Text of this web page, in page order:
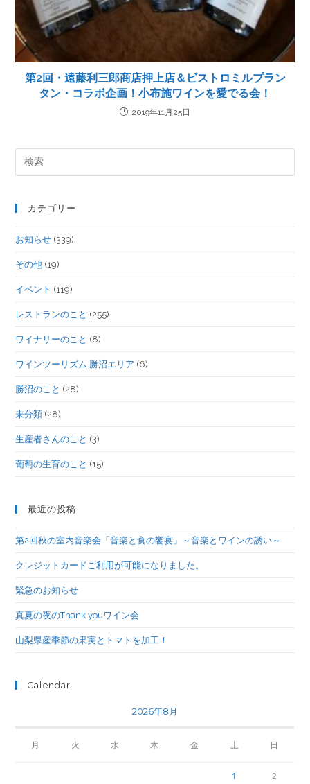
第2回・遠藤利三郎商店押上店＆ビストロミルプラン
タン・コラボ企画！小布施ワインを愛でる会！
2019年11月25日
カテゴリー
お知らせ (339)
その他 (19)
イベント (119)
レストランのこと (255)
ワイナリーのこと (8)
ワインツーリズム 勝沼エリア (6)
勝沼のこと (28)
未分類 (28)
生産者さんのこと (3)
葡萄の生育のこと (15)
最近の投稿
第2回秋の室内音楽会「音楽と食の饗宴」～音楽とワインの誘い～
クレジットカードご利用が可能になりました。
緊急のお知らせ
真夏の夜のThank youワイン会
山梨県産季節の果実とトマトを加工！
Calendar
2026年8月
月 火 水 木 金 土 日
1 2